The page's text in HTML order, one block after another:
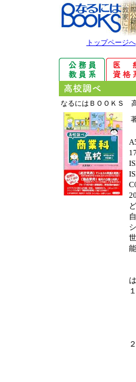
トップページへ
なるにはＢＯＯＫＳ